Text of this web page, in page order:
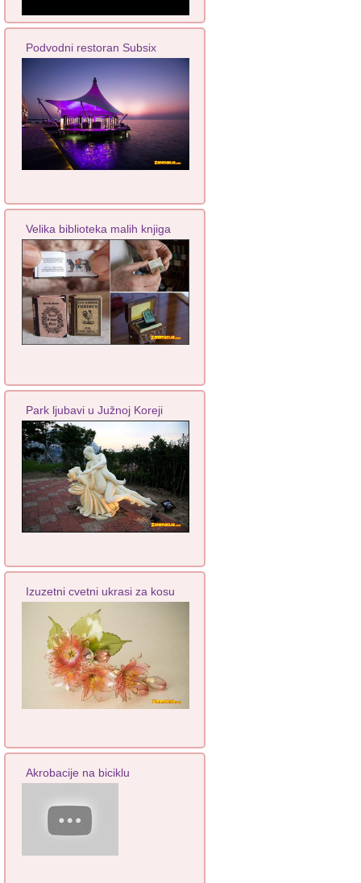
Podvodni restoran Subsix
Velika biblioteka malih knjiga
Park ljubavi u Južnoj Koreji
Izuzetni cvetni ukrasi za kosu
Akrobacije na biciklu